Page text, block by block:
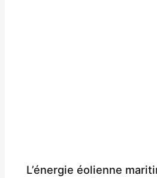
L’énergie éolienne